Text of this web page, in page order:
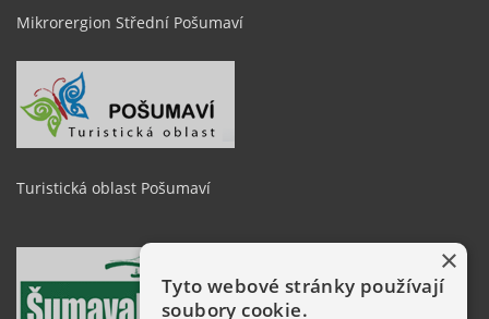
Mikrorergion Střední Pošumaví
Turistická oblast Pošumaví
×
Tyto webové stránky používají
soubory cookie.